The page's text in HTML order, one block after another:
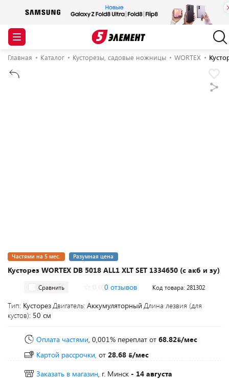
Главная Каталог Кусторезы, садовые ножницы WORTEX
Кусторез WORTEX DB 5018 ALL1 XLT SET 1334650 (с акб и зу)
Частями на 5 мес. Разумная цена
Сравнить 0 отзывов Код товара: 281302
Тип: КусторезДвигатель: Аккумуляторный Длина лезвия (для
кустов): 50 см
Оплата частями, 0,001% переплат от 68.82 /мес
Картой рассрочки, от 28.68
/мес
Заказать в магазин, г. Минск - 14 августа